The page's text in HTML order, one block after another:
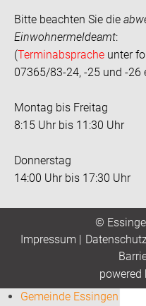
Bitte beachten Sie die
Einwohnermeldeamt:
(Terminabsprache unter
07365/83-24, -25 und -26
Montag bis Freitag
8:15 Uhr bis 11:30 Uhr
Donnerstag
14:00 Uhr bis 17:30 Uhr
©
Impressum
powered
Gemeinde Essingen